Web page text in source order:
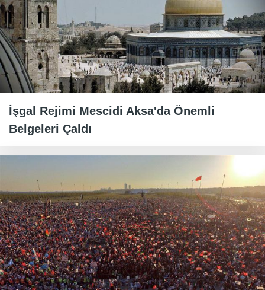
İşgal Rejimi Mescidi Aksa'da Önemli
Belgeleri Çaldı